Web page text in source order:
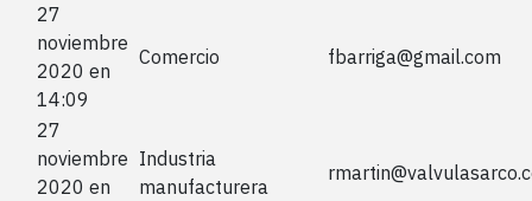
27
noviembre
2020 en
14:09
Comercio fbarriga@gmail.com
27
noviembre
2020 en
Industria
manufacturera